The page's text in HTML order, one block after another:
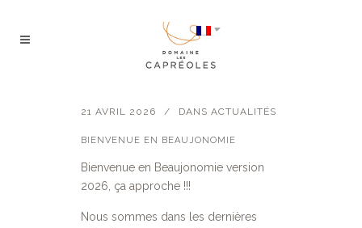
21 AVRIL 2026 DANS ACTUALITÉS
BIENVENUE EN BEAUJONOMIE
Bienvenue en Beaujonomie version
2026, ça approche !!!
Nous sommes dans les dernières